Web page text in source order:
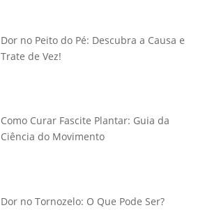
Dor no Peito do Pé: Descubra a Causa e
Trate de Vez!
Como Curar Fascite Plantar: Guia da
Ciência do Movimento
Dor no Tornozelo: O Que Pode Ser?